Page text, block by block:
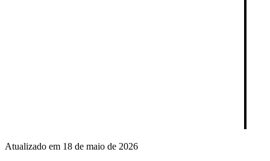
Atualizado em 18 de maio de 2026